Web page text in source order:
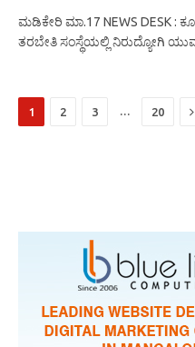
ಮಡಿಕೇರಿ ಮಾ.17 NEWS DESK
ತರಬೇತಿ ಸಂಸ್ಥೆಯಲ್ಲಿ ನಿರುದ್ಯೋಗಿ
1 2 3 … 20